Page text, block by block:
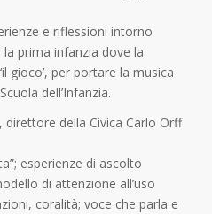
e riflessioni intorno
la prima infanzia dove la
gioco’, per portare la musica
dell’Infanzia.
direttore della Civica Carlo Orff
esperienze di ascolto
di attenzione all’uso
coralità; voce che parla e